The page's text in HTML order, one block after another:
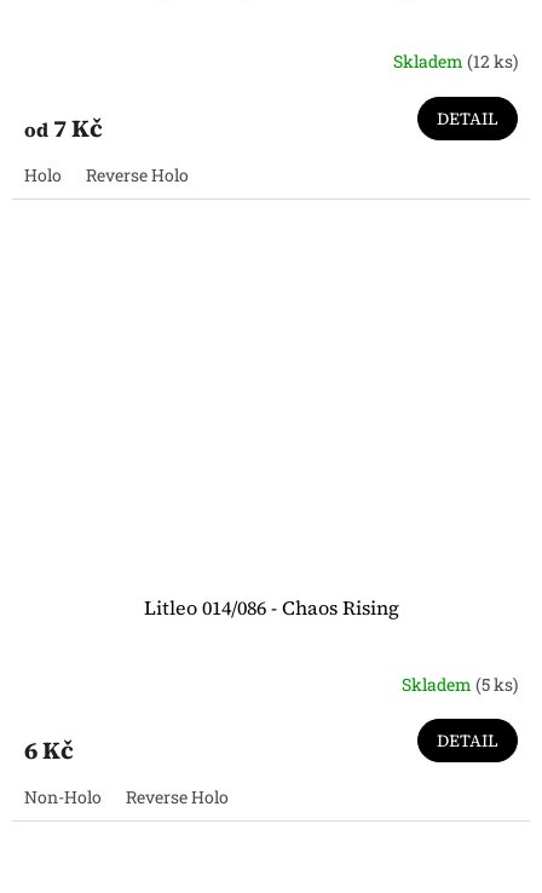
Skladem (12 ks)
od 7 Kč DETAIL
Holo Reverse Holo
Litleo 014/086 - Chaos Rising
Skladem (5 ks)
6 Kč DETAIL
Non-Holo Reverse Holo